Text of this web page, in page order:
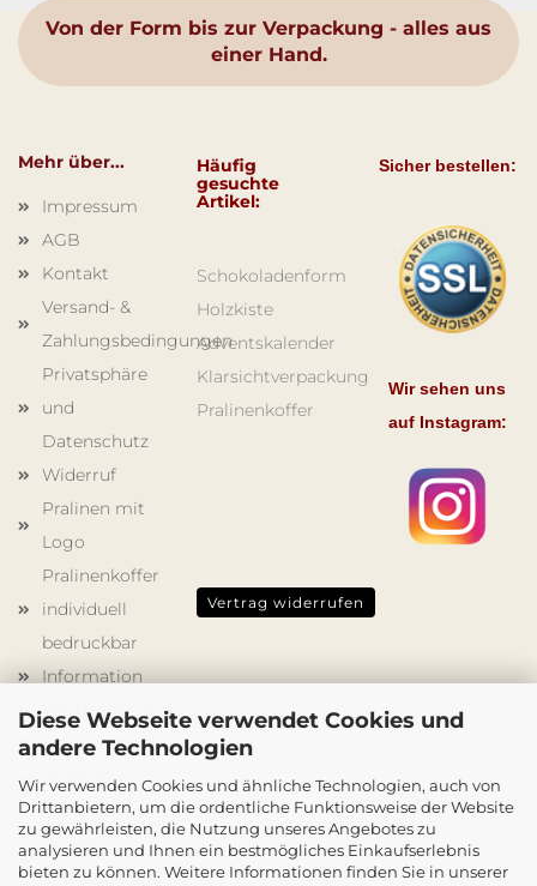
Diese Webseite verwendet Cookies und
andere Technologien
Wir verwenden Cookies und ähnliche Technologien, auch von
Drittanbietern, um die ordentliche Funktionsweise der Website
zu gewährleisten, die Nutzung unseres Angebotes zu
analysieren und Ihnen ein bestmögliches Einkaufserlebnis
bieten zu können. Weitere Informationen finden Sie in unserer
Von der Form bis zur Verpackung - alles aus
einer Hand.
Mehr über...
Impressum
AGB
Kontakt
Versand- &
Zahlungsbedingungen
Privatsphäre
und
Datenschutz
Widerruf
Pralinen mit
Logo
Pralinenkoffer
individuell
bedruckbar
Information
Werbegeschenke
Schokoladenformen
Holzkisten
mit Druck
Cookie
Einstellungen
Häufig
gesuchte
Artikel:
Schokoladenform
Holzkiste
Adventskalender
Klarsichtverpackung
Pralinenkoffer
Sicher bestellen:
Wir sehen uns
auf Instagram:
Vertrag widerrufen